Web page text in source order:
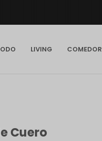
LIVING COMEDOR
Cuero